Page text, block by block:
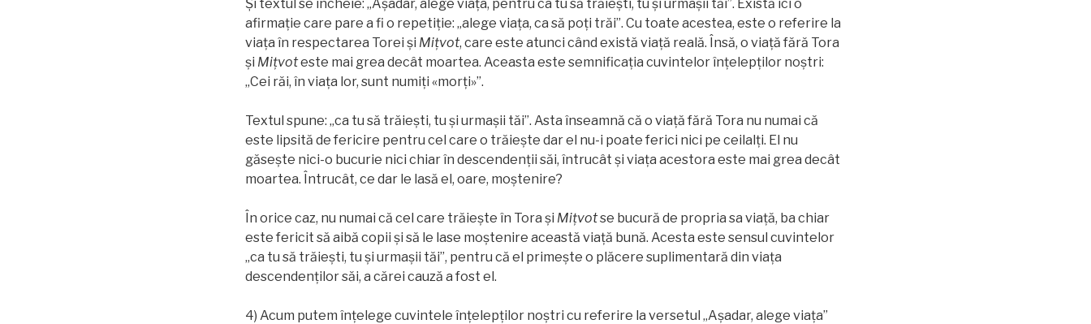
Și textul se încheie: „Aşadar, alege viața, pentru ca tu să trăiești, tu și urmașii tăi”. Există ici o
afirmație care pare a fi o repetiţie: „alege viața, ca să poți trăi”. Cu toate acestea, este o referire la
viața în respectarea Torei și Miţvot, care este atunci când există viață reală. Însă, o viață fără Tora
și Miţvoteste mai grea decât moartea. Aceasta este semnificaţia cuvintelor înțelepților noștri:
„Cei răi, în viața lor, sunt numiți «morți»”.
Textul spune: „ca tu să trăiești, tu și urmașii tăi”. Asta înseamnă că o viață fără Tora nu numai că
este lipsită de fericire pentru cel care o trăieşte dar el nu-i poate ferici nici pe ceilalţi. El nu
găsește nici-o bucurie nici chiar în descendenţii săi, întrucât şi viaţa acestora este mai grea decât
moartea. Întrucât, ce dar le lasă el, oare, moştenire?
În orice caz, nu numai că cel care trăiește în Tora și Miţvotse bucură de propria sa viață, ba chiar
este fericit să aibă copii și să le lase moştenire această viață bună. Acesta este sensul cuvintelor
„ca tu să trăiești, tu și urmașii tăi”, pentru că el primește o plăcere suplimentară din viața
descendenților săi, a cărei cauză a fost el.
4) Acum putem înțelege cuvintele înțelepților noștri cu referire la versetul „Aşadar, alege viața”